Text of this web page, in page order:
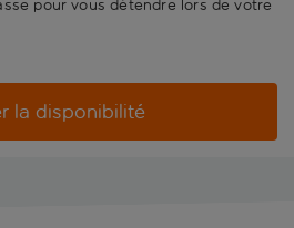
pour vous détendre lors de votre
la disponibilité